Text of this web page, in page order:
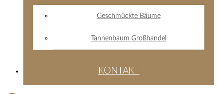
Geschmückte Bäume
Tannenbaum Großhandel
KONTAKT